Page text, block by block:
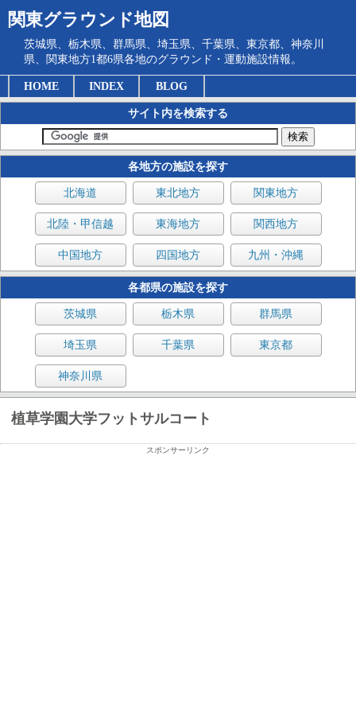
関東グラウンド地図
茨城県、栃木県、群馬県、埼玉県、千葉県、東京都、神奈川
県、関東地方1都6県各地のグラウンド・運動施設情報。
HOME INDEX BLOG
サイト内を検索する
各地方の施設を探す
北海道 東北地方 関東地方
北陸・甲信越 東海地方 関西地方
中国地方 四国地方 九州・沖縄
各都県の施設を探す
茨城県 栃木県 群馬県
埼玉県 千葉県 東京都
神奈川県
植草学園大学フットサルコート
スポンサーリンク